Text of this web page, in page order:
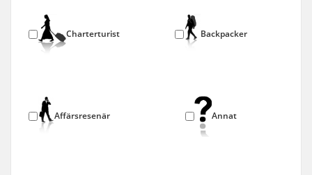
Charterturist Backpacker
Affärsresenär Annat